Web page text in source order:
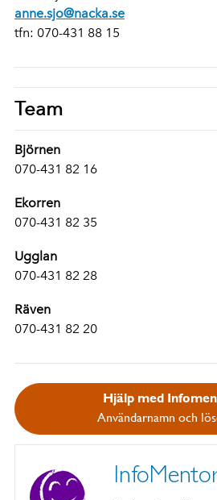
anne.sjo@nacka.se
tfn: 070-431 88 15
Team
Björnen
070-431 82 16
Ekorren
070-431 82 35
Ugglan
070-431 82 28
Räven
070-431 82 20
Hjälp med
Användarnamn och